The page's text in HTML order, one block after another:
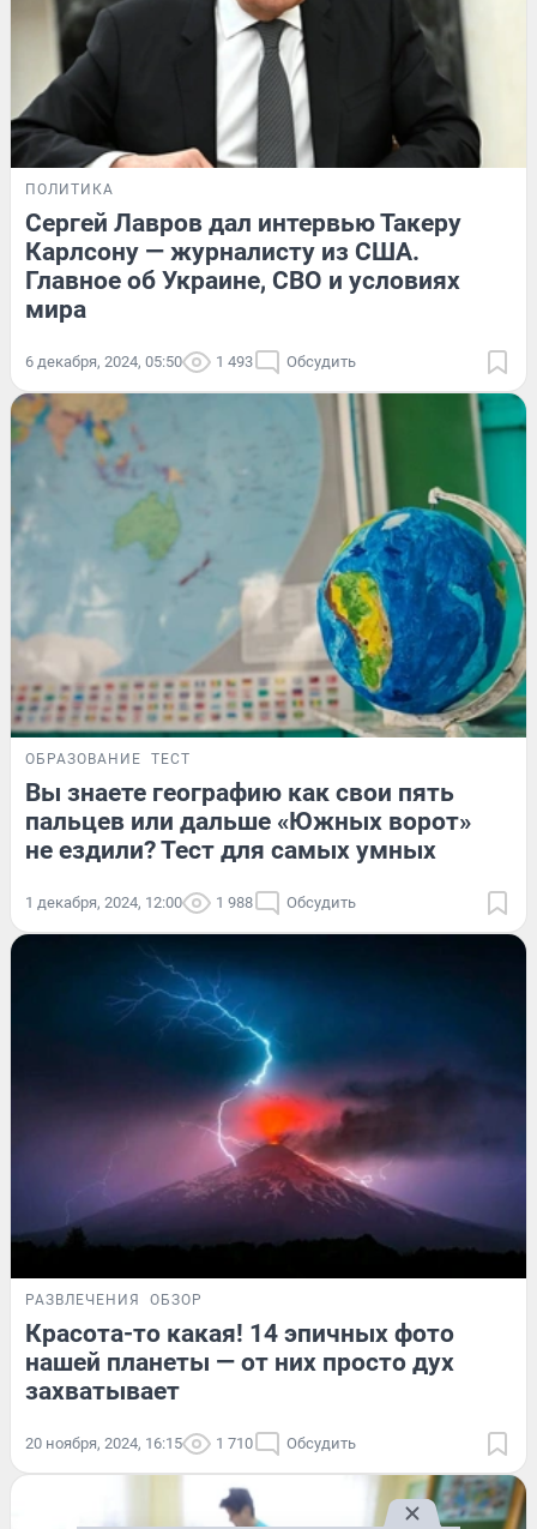
ПОЛИТИКА
Сергей Лавров дал интервью Такеру
Карлсону — журналисту из США.
Главное об Украине, СВО и условиях
мира
6 декабря, 2024, 05:50 1 493 Обсудить
ОБРАЗОВАНИЕ ТЕСТ
Вы знаете географию как свои пять
пальцев или дальше «Южных ворот»
не ездили? Тест для самых умных
1 декабря, 2024, 12:00 1 988 Обсудить
РАЗВЛЕЧЕНИЯ ОБЗОР
Красота-то какая! 14 эпичных фото
нашей планеты — от них просто дух
захватывает
20 ноября, 2024, 16:15 1 710 Обсудить